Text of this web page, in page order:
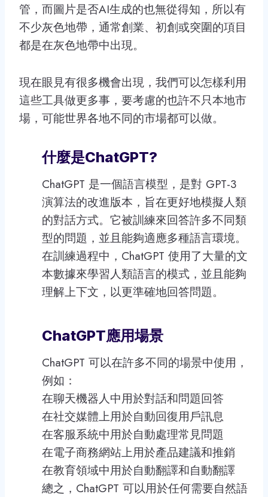
管，而圖片是否AI生成的也無從得知，所以有
不少灰色地帶，通常創業、初創或突圍的項目
都是在灰色地帶中出現。
現在眼見有很多機會出現，我們可以怎樣利用
這些工具做更多事，要考慮的也許不只本地市
場，可能世界各地不同的市場都可以做。
什麼是ChatGPT?
ChatGPT 是一個語言模型，是對 GPT-3
演算法的改進版本，旨在更好地模擬人類
的對話方式。它被訓練來回答許多不同類
型的問題，並且能夠適應多種語言環境。
在訓練過程中，ChatGPT 使用了大量的文
本數據來學習人類語言的模式，並且能夠
理解上下文，以更準確地回答問題。
ChatGPT應用場景
ChatGPT 可以在許多不同的場景中使用，
例如：
在聊天機器人中用於對話和問題回答
在社交媒體上用於自動回復用戶訊息
在客服系統中用於自動處理常見問題
在電子商務網站上用於產品建議和推銷
在教育領域中用於自動翻譯和自動翻譯
總之，ChatGPT 可以用於任何需要自然語